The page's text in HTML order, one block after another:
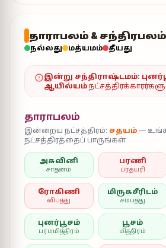
தாராபலம் & சந்திரபலம்
நல்லது மத்யமம் தீயது
இன்று சந்திராஷ்டமம்:
ஆயில்யம்
தாராபலம்
இன்றைய நட்சத்திரம்: சதயம் —
நட்சத்திரத்தைப் பாருங்கள்
அசுவினி
சாதனம்
பரணி
ப்ரத்யரி
ரோகிணி
விபத்து
மிருகசீரிடம்
சம்பத்து
புனர்பூசம்
பரமமித்திரம்
பூசம்
மித்திரம்